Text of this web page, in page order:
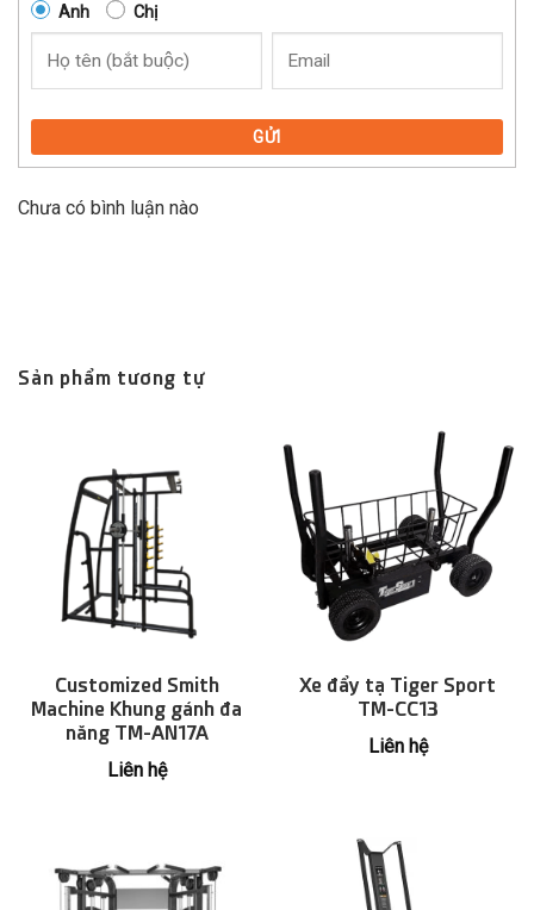
Anh Chị
GỬI
Chưa có bình luận nào
Sản phẩm tương tự
Customized Smith
Machine Khung gánh đa
năng TM-AN17A
Liên hệ
Xe đẩy tạ Tiger Sport
TM-CC13
Liên hệ